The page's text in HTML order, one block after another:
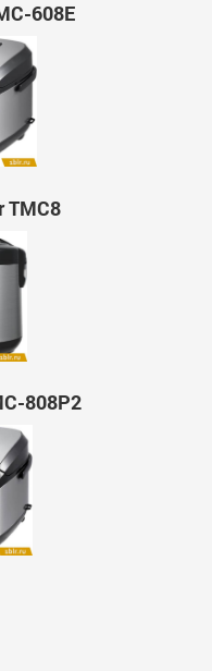
608E
TMC8
808P2